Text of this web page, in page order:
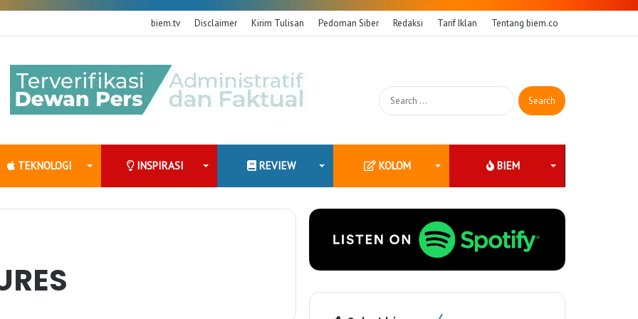
biem.tv Disclaimer Kirim Tulisan Pedoman Siber Redaksi Tarif Iklan Tentang biem.co
Search
for:
TEKNOLOGI INSPIRASI REVIEW KOLOM BIEM